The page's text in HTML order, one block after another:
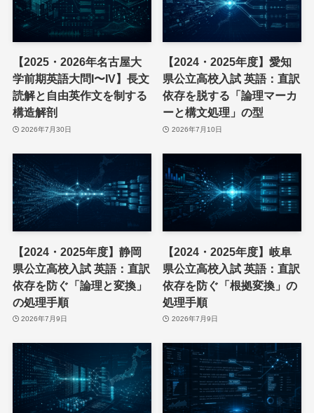
【2025・2026年名古屋大
学前期英語大問I〜IV】長文
読解と自由英作文を制する
構造解剖
2026年7月30日
【2024・2025年度】愛知
県公立高校入試 英語：直訳
依存を脱する「論理マーカ
ーと構文処理」の型
2026年7月10日
【2024・2025年度】静岡
県公立高校入試 英語：直訳
依存を防ぐ「論理と変換」
の処理手順
2026年7月9日
【2024・2025年度】岐阜
県公立高校入試 英語：直訳
依存を防ぐ「根拠変換」の
処理手順
2026年7月9日